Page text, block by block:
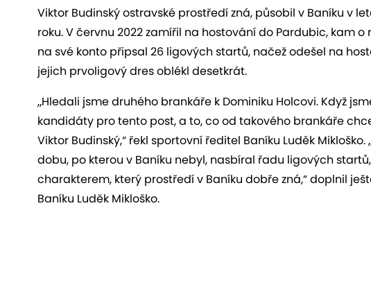
Viktor Budinský ostravské prostředí zná, působil v Baníku v
roku. V červnu 2022 zamířil na hostování do Pardubic, kam
na své konto připsal 26 ligových startů, načež odešel na
jejich prvoligový dres oblékl desetkrát.
„Hledali jsme druhého brankáře k Dominiku Holcovi. Když
kandidáty pro tento post, a to, co od takového brankáře
Viktor Budinský,“ řekl sportovní ředitel Baníku Luděk
dobu, po kterou v Baníku nebyl, nasbíral řadu ligových
charakterem, který prostředí v Baníku dobře zná,“ doplnil
Baníku Luděk Mikloško.